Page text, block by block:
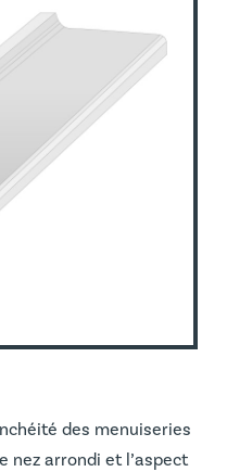
des menuiseries
nez arrondi et l’aspect